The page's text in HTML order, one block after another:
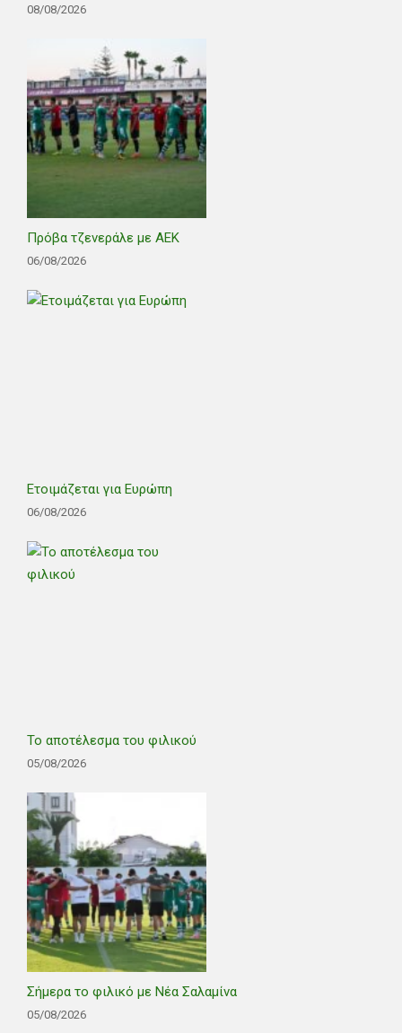
08/08/2026
Πρόβα τζενεράλε με ΑΕΚ
06/08/2026
Ετοιμάζεται για Ευρώπη
06/08/2026
Το αποτέλεσμα του φιλικού
05/08/2026
Σήμερα το φιλικό με Νέα Σαλαμίνα
05/08/2026